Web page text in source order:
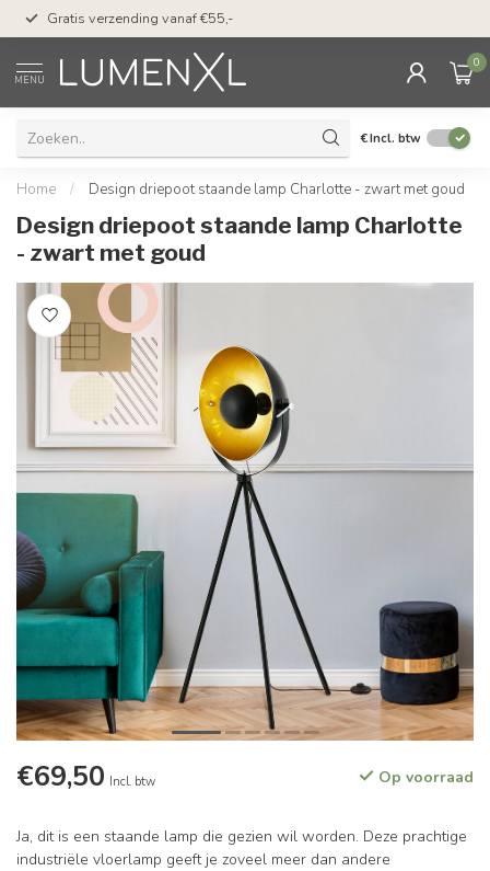
Gratis verzending vanaf €55,-
MENU
0
€Incl. btw
Home / Design driepoot staande lamp Charlotte - zwart met goud
Design driepoot staande lamp Charlotte
- zwart met goud
€69,50 Incl. btw Op voorraad
Ja, dit is een staande lamp die gezien wil worden. Deze prachtige
industriële vloerlamp geeft je zoveel meer dan andere